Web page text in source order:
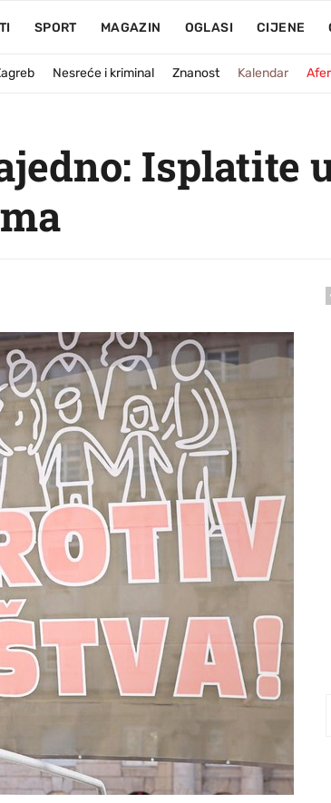
SPORT MAGAZIN OGLASI CIJENE
Nesreće i kriminal Znanost Kalendar
Isplatite